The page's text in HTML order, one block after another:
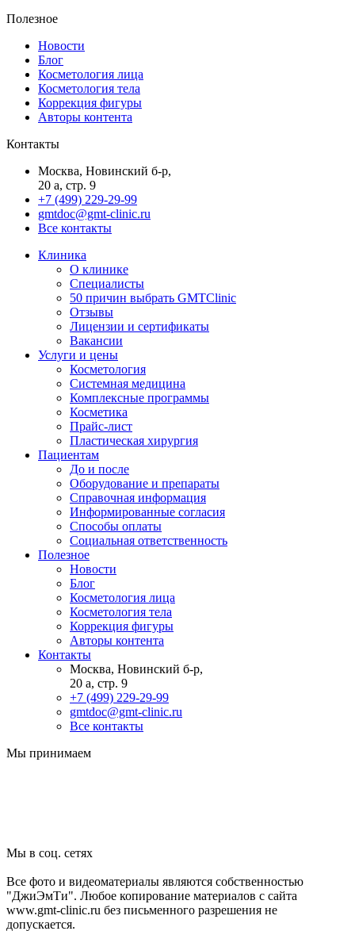
Полезное
Новости
Блог
Косметология лица
Косметология тела
Коррекция фигуры
Авторы контента
Контакты
Москва, Новинский б-р,
20 а, стр. 9
+7 (499) 229-29-99
gmtdoc@gmt-clinic.ru
Все контакты
Клиника
О клинике
Специалисты
50 причин выбрать GMTClinic
Отзывы
Лицензии и сертификаты
Вакансии
Услуги и цены
Косметология
Системная медицина
Комплексные программы
Косметика
Прайс-лист
Пластическая хирургия
Пациентам
До и после
Оборудование и препараты
Справочная информация
Информированные согласия
Способы оплаты
Социальная ответственность
Полезное
Новости
Блог
Косметология лица
Косметология тела
Коррекция фигуры
Авторы контента
Контакты
Москва, Новинский б-р,
20 а, стр. 9
+7 (499) 229-29-99
gmtdoc@gmt-clinic.ru
Все контакты
Мы принимаем
Мы в соц. сетях
Все фото и видеоматериалы являются собственностью
"ДжиЭмТи". Любое копирование материалов с сайта
www.gmt-clinic.ru без письменного разрешения не
допускается.